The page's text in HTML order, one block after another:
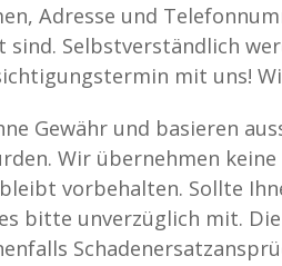
Adresse und
Selbstverständlich
mit uns!
Gewähr und basieren
Wir übernehmen
vorbehalten. Sollte
bitte unverzüglich mit.